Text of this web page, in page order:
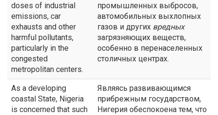
doses of industrial
emissions, car
exhausts and other
harmful pollutants,
particularly in the
congested
metropolitan centers.
промышленных выбросов,
автомобильных выхлопных
газов и других вредных
загрязняющих веществ,
особенно в перенаселенных
столичных центрах.
As a developing
coastal State, Nigeria
is concerned that such
Являясь развивающимся
прибрежным государством,
Нигерия обеспокоена тем, что